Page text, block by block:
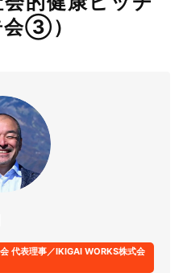
会③）
代表理事／IKIGAI WORKS株式会